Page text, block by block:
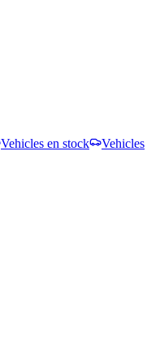
Vehicles en stock
Vehicles